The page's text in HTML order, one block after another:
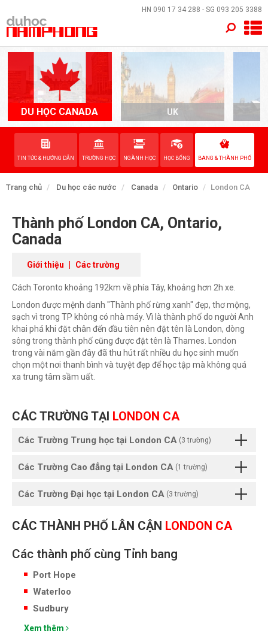
HN 090 17 34 288 - SG 093 205 3388
DU HỌC CANADA UK
TIN TỨC & HƯỚNG DẪN TRƯỜNG HỌC NGÀNH HỌC HỌC BỔNG BANG & THÀNH PHỐ
Trang chủ Du học các nước Canada Ontario London CA
Thành phố London CA, Ontario,
Canada
Giới thiệu | Các trường
Cách Toronto khoảng 192km về phía Tây, khoảng hơn 2h xe.
London được mệnh danh "Thành phố rừng xanh" đẹp, thơ mộng,
sạch vì trong TP không có nhà máy. Vì là thành phố do người Anh
khai phá khi đặt chân đến đầu tiên nên đặt tên là London, dòng
sông trong thành phố cũng được đặt tên là Thames. London
trong vài năm gần đây đã thu hút rất nhiều du học sinh muốn
chọn một nơi thanh bình và tuyệt đẹp để học tập mà không quá
xa trung tâm sầm uất.
CÁC TRƯỜNG TẠI LONDON CA
Các Trường Trung học tại London CA (3 trường)
Các Trường Cao đẳng tại London CA (1 trường)
Các Trường Đại học tại London CA (3 trường)
CÁC THÀNH PHỐ LÂN CẬN LONDON CA
Các thành phố cùng Tỉnh bang
Port Hope
Waterloo
Sudbury
Xem thêm
×
TRANG CHỦ
QUỐC GIA
EVENTS
DỊCH VỤ
VỀ NAM PHONG